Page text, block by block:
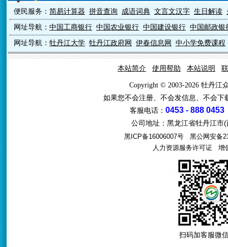
便民服务： 简易计算器 拼音查询 成语词典 文言文汉字 生日解读
网址导航： 中国工商银行 中国农业银行 中国建设银行 中国邮政银
网址导航： 牡丹江大学 牡丹江政府网 伊春信息网 中小学免费课程
本站简介 使用帮助 本站说明
Copyright © 2003-2026 牡丹江
如果您不会注册、不会发信息、不会
客服电话： 0453 - 888 0453
公司地址：黑龙江省牡丹江市
黑ICP备16006007号
黑公网安备
人力资源服务许可证增值
扫码加客服微